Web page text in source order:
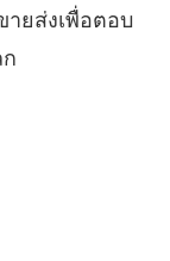
ายส่งเพื่อตอบ